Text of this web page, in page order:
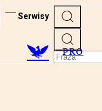
Serwisy
PRO